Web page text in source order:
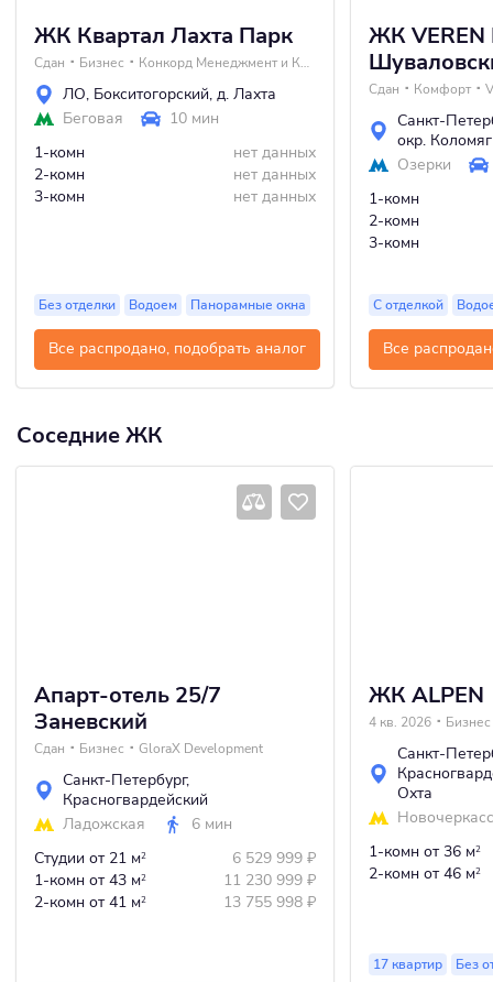
ЖК Квартал Лахта Парк
Сдан Бизнес Конкорд Менеджмент и Консалтинг
ЛО, Бокситогорский, д. Лахта
Беговая
10 мин
1-комн
нет данных
2-комн
нет данных
3-комн
нет данных
Без отделки Водоем Панорамные окна
Все распродано, подобрать аналог
ЖК VEREN
Сдан Комфорт
Санкт-
окр.
Озерки
1-комн
2-комн
3-комн
С отделкой
Все
Соседние ЖК
Апарт-отель 25/7
Заневский
Сдан Бизнес GloraX Development
Санкт-Петербург,
Красногвардейский
Ладожская
6 мин
Студии от 21 м2 6 529 999 ₽
1-комн от 43 м2 11 230 999 ₽
2-комн от 41 м2 13 755 998 ₽
ЖК ALPEN
4 кв. 2026 Бизнес
Санкт-
Охта
1-комн от 36 м2
2-комн от 46 м2
17 квартир
Без